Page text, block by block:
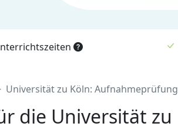
Universität zu Köln:
die Universität zu